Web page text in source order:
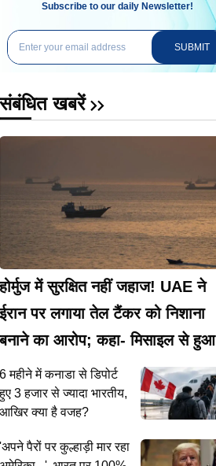
Subscribe to our daily Newsletter!
SUBMIT
संबंधित खबरें
होर्मुज में सुरक्षित नहीं जहाज! UAE ने
ईरान पर लगाया तेल टैंकर को निशाना
बनाने का आरोप; कहा- मिसाइल से हुआ
हमला
6 महीने में कनाडा से डिपोर्ट
हुए 3 हजार से ज्यादा भारतीय,
आखिर क्या है वजह?
'अपने पैरों पर कुल्हाड़ी मार रहा